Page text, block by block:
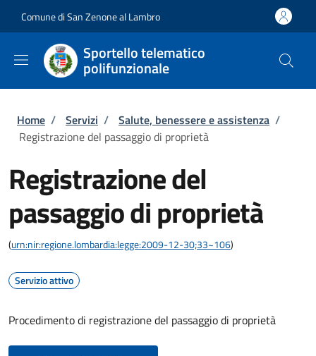
Comune di San Zenone al Lambro
Sportello telematico
polifunzionale
Briciole di pane
Home / Servizi / Salute, benessere e assistenza /
Registrazione del passaggio di proprietà
Registrazione del
passaggio di proprietà
(urn:nir:regione.lombardia:legge:2009-12-30;33~106)
Servizio attivo
Procedimento di registrazione del passaggio di proprietà